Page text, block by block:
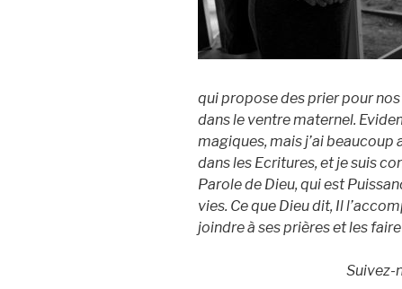
qui propose des prier pour
dans le ventre maternel.
magiques, mais j’ai
dans les Ecritures, et je suis
Parole de Dieu, qui est
vies. Ce que Dieu dit, Il
joindre à ses prières et les
Suivez-